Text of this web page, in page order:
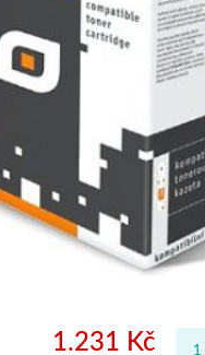
1.231 Kč